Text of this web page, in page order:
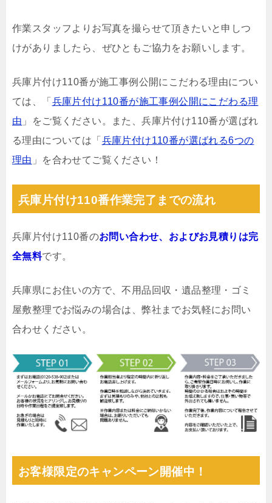
作業スタッフよりお写真を撮らせて頂きたいと申しつ
けがありましたら、ぜひともご協力をお願いします。
兵庫片付け110番が施工事例公開にこだわる理由につい
ては、「 兵庫片付け110番が施工事例公開にこだわる理
由 」をご覧ください。また、兵庫片付け110番が選ばれ
る理由については「 兵庫片付け110番が選ばれる6つの
理由 」を合わせてご覧ください！
兵庫片付け110番作業完了までの流れ
兵庫片付け110番のお問い合わせ、およびお見積りは完
全無料です。
兵庫県にお住いの方で、不用品回収・遺品整理・ゴミ
屋敷整理でお悩みの場合は、弊社までお気軽にお問い
合わせください。
お客様限定のキャンペーン開催中！